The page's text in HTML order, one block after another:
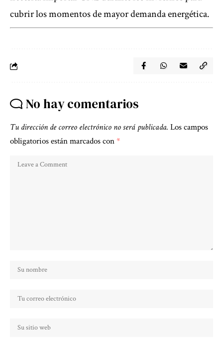
cubrir los momentos de mayor demanda energética.
No hay comentarios
Tu dirección de correo electrónico no será publicada. Los campos
obligatorios están marcados con*